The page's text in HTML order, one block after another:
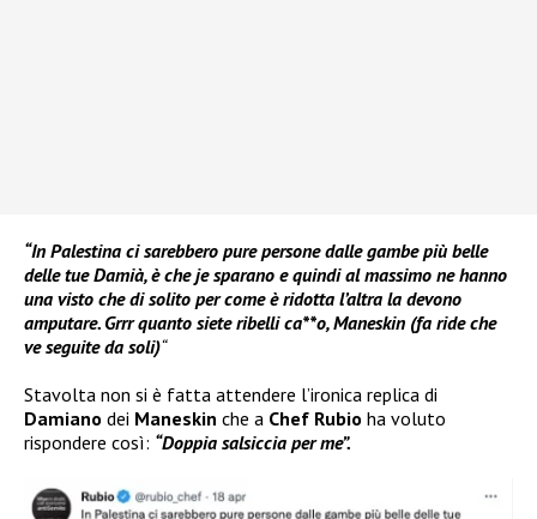
“In Palestina ci sarebbero pure persone dalle gambe più belle
delle tue Damià, è che je sparano e quindi al massimo ne hanno
una visto che di solito per come è ridotta l’altra la devono
amputare. Grrr quanto siete ribelli ca**o, Maneskin (fa ride che
ve seguite da soli)“
Stavolta non si è fatta attendere l’ironica replica di
Damiano dei Maneskin che a Chef Rubio ha voluto
rispondere così: “Doppia salsiccia per me”.